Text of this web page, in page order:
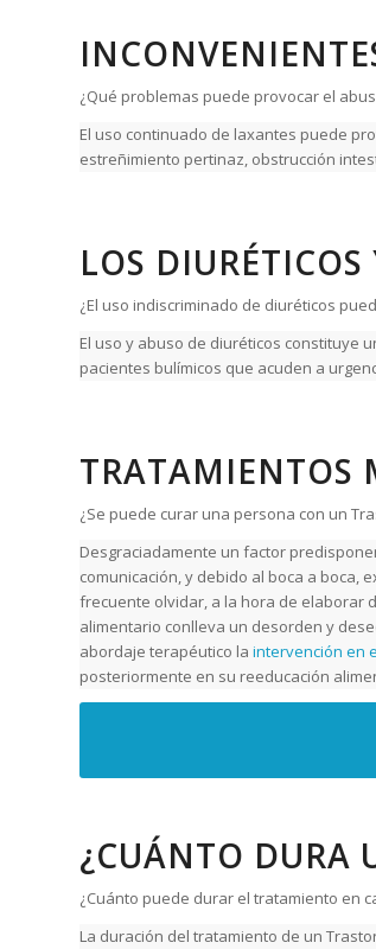
¿Qué problemas puede provocar el
El uso continuado de laxantes puede
estreñimiento pertinaz, obstrucción
LOS
¿El uso indiscriminado de diuréticos
El uso y abuso de diuréticos constituye
pacientes bulímicos que acuden a
TRATAMIENTOS
¿Se puede curar una persona con un
Desgraciadamente un factor
comunicación, y debido al boca a boca,
frecuente olvidar, a la hora de elaborar
alimentario conlleva un desorden y
abordaje terapéutico la intervención en
posteriormente en su reeducación
¿CUÁNTO DURA
¿Cuánto puede durar el tratamiento en
La duración del tratamiento de un